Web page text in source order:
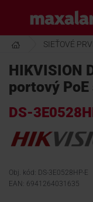
hlavnému
obsahu
www.maxalarm.sk
AKCIA MESIACA
PRODUKTY
SPOLOČNOSŤ
SIEŤOVÉ
HIKVISION
portový
DS-
Obj. kód: DS-3E0528HP-E
EAN: 6941264031635